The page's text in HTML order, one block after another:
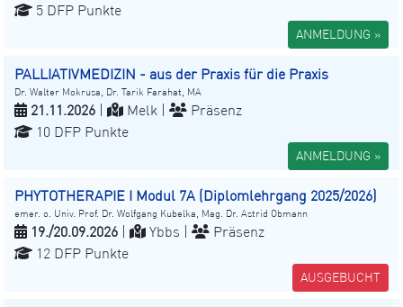
5 DFP Punkte
ANMELDUNG »
PALLIATIVMEDIZIN - aus der Praxis für die Praxis
Dr. Walter Mokrusa, Dr. Tarik Farahat, MA
21.11.2026 Melk |
Präsenz
10 DFP Punkte
ANMELDUNG »
PHYTOTHERAPIE I Modul 7A (Diplomlehrgang 2025/2026)
emer. o. Univ. Prof. Dr. Wolfgang Kubelka, Mag. Dr. Astrid Obmann
19./20.09.2026 Ybbs |
Präsenz
12 DFP Punkte
AUSGEBUCHT